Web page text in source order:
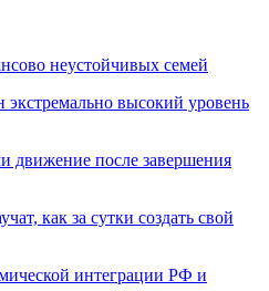
неустойчивых семей
высокий уровень
движение после завершения
как за сутки создать свой
интеграции РФ и